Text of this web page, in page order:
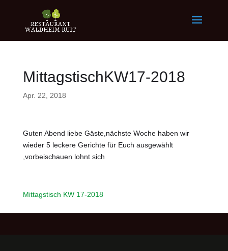
MittagstischKW17-2018
Apr. 22, 2018
Guten Abend liebe Gäste,nächste Woche haben wir
wieder 5 leckere Gerichte für Euch ausgewählt
,vorbeischauen lohnt sich
Mittagstisch KW 17-2018